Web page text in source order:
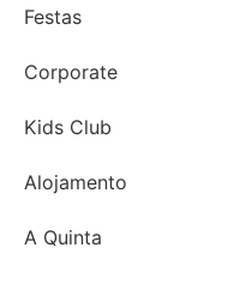
Festas
Corporate
Kids Club
Alojamento
A Quinta